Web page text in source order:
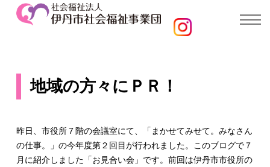
地域の方々にＰＲ！
昨日、市役所７階の会議室にて、「まかせてみせて。みなさん
の仕事。」の今年度第２回目が行われました。このブログで７
月に紹介しました「お見合い会」です。前回は伊丹市市役所の